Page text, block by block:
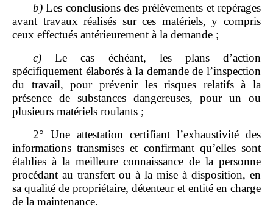
b) Les conclusions des prélèvements et repérages
avant travaux réalisés sur ces matériels, y compris
ceux effectués antérieurement à la demande ;
c) Le cas échéant, les plans d’action
spécifiquement élaborés à la demande de l’inspection
du travail, pour prévenir les risques relatifs à la
présence de substances dangereuses, pour un ou
plusieurs matériels roulants ;
2° Une attestation certifiant l’exhaustivité des
informations transmises et confirmant qu’elles sont
établies à la meilleure connaissance de la personne
procédant au transfert ou à la mise à disposition, en
sa qualité de propriétaire, détenteur et entité en charge
de la maintenance.